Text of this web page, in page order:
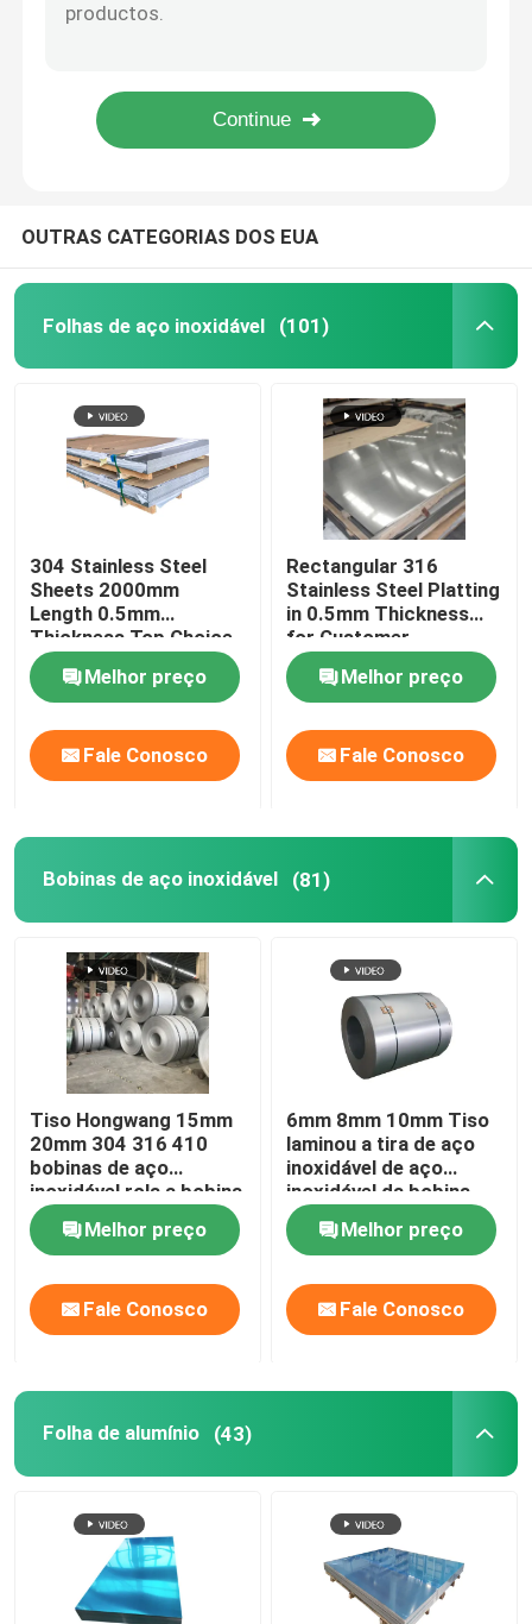
Folha de alumínio
Coil de aço carbono
Placas de aço carbono
Tubo do aço carbono
Tubo de aço inoxidável
Haste de Barra de Aço Inoxidável
Perfis de aço inoxidável
Produtos de liga de cobre
Chapa de aço galvanizado
OUTRAS CATEGORIAS DOS EUA
Folhas de aço inoxidável (101)
304 Stainless Steel
Sheets 2000mm
Length 0.5mm
Thickness Top Choice
for Industrial
ApplicationsMelhor preço
Fale Conosco
Rectangular 316
Stainless Steel Platting
in 0.5mm Thickness
for Customer
Requirements
Melhor preço
Fale Conosco
Bobinas de aço inoxidável (81)
Tiso Hongwang 15mm
20mm 304 316 410
bobinas de aço
inoxidável rola a bobina
dos Ss 201
Melhor preço
Fale Conosco
6mm 8mm 10mm Tiso
laminou a tira de aço
inoxidável de aço
inoxidável da bobina
310S 309s
Melhor preço
Fale Conosco
Folha de alumínio (43)